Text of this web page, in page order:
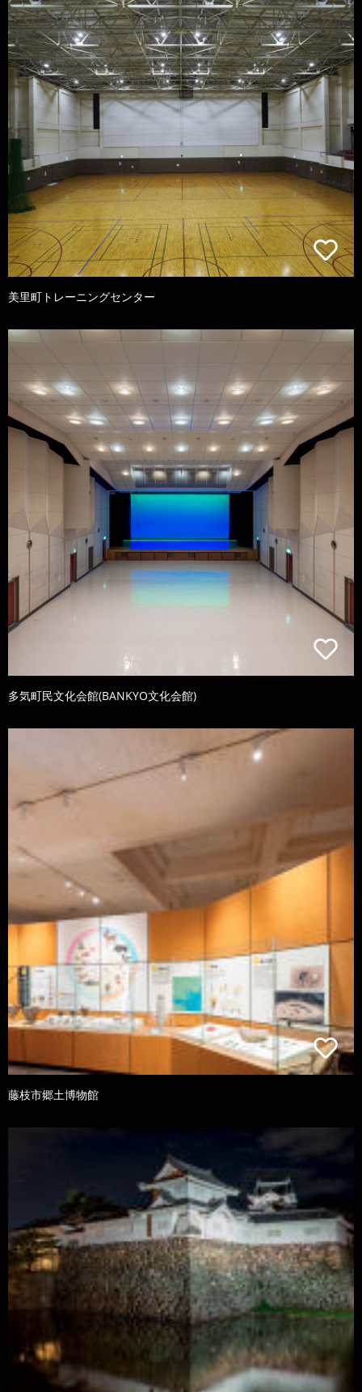
美里町トレーニングセンター
多気町民文化会館(BANKYO文化会館)
藤枝市郷土博物館